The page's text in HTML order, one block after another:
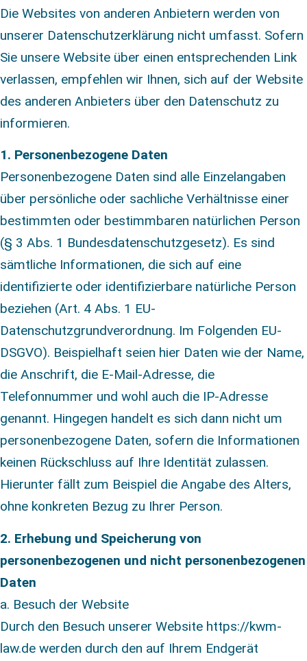
Die Websites von anderen Anbietern werden von
unserer Datenschutzerklärung nicht umfasst. Sofern
Sie unsere Website über einen entsprechenden Link
verlassen, empfehlen wir Ihnen, sich auf der Website
des anderen Anbieters über den Datenschutz zu
informieren.
1. Personenbezogene Daten
Personenbezogene Daten sind alle Einzelangaben
über persönliche oder sachliche Verhältnisse einer
bestimmten oder bestimmbaren natürlichen Person
(§ 3 Abs. 1 Bundesdatenschutzgesetz). Es sind
sämtliche Informationen, die sich auf eine
identifizierte oder identifizierbare natürliche Person
beziehen (Art. 4 Abs. 1 EU-
Datenschutzgrundverordnung. Im Folgenden EU-
DSGVO). Beispielhaft seien hier Daten wie der Name,
die Anschrift, die E-Mail-Adresse, die
Telefonnummer und wohl auch die IP-Adresse
genannt. Hingegen handelt es sich dann nicht um
personenbezogene Daten, sofern die Informationen
keinen Rückschluss auf Ihre Identität zulassen.
Hierunter fällt zum Beispiel die Angabe des Alters,
ohne konkreten Bezug zu Ihrer Person.
2. Erhebung und Speicherung von
personenbezogenen und nicht personenbezogenen
Daten
a. Besuch der Website
Durch den Besuch unserer Website https://kwm-
law.de werden durch den auf Ihrem Endgerät